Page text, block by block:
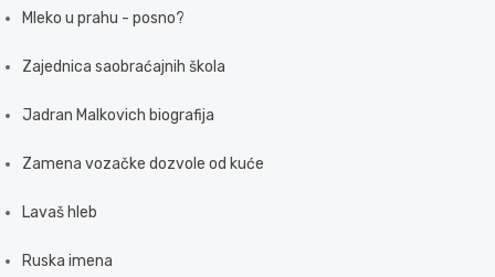
Mleko u prahu - posno?
Zajednica saobraćajnih škola
Jadran Malkovich biografija
Zamena vozačke dozvole od kuće
Lavaš hleb
Ruska imena